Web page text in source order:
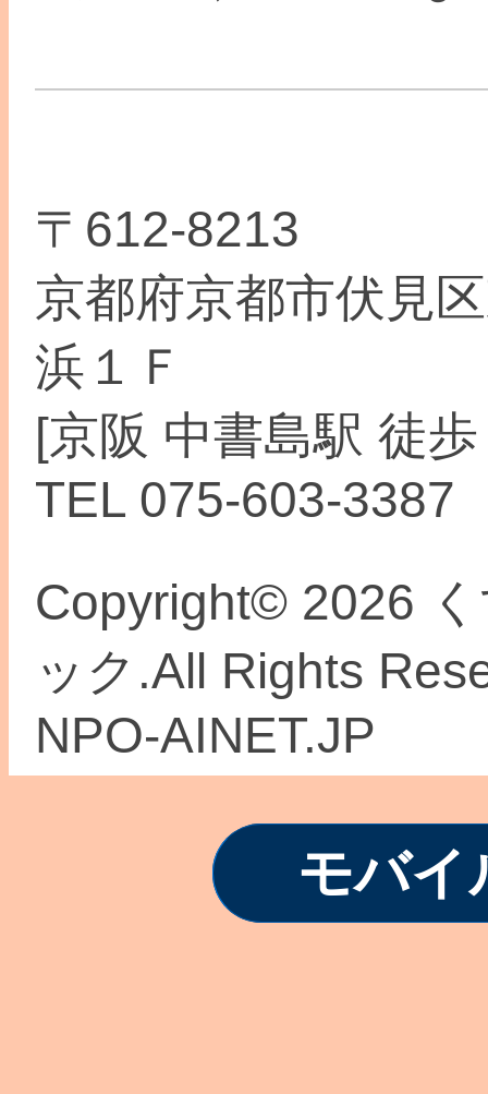
〒612-8213
京都府京都市伏見
浜１Ｆ
[京阪 中書島駅 徒
TEL 075-603-3387
Copyright© 2026
ック.All Rights
NPO-AINET.JP
モバイ